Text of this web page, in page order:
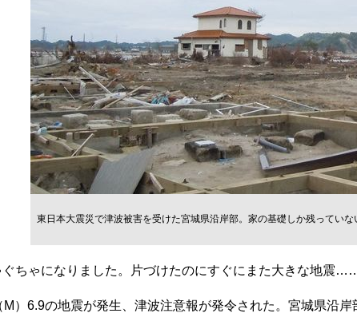
東日本大震災で津波被害を受けた宮城県沿岸部。家の基礎しか残っていな
ぐちゃになりました。片づけたのにすぐにまた大きな地震……
）6.9の地震が発生、津波注意報が発令された。宮城県沿岸